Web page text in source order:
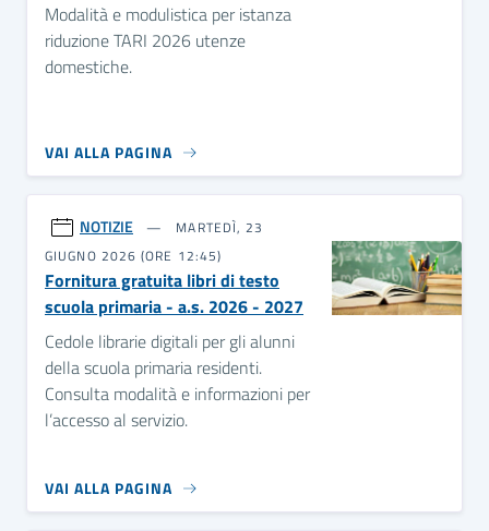
Modalità e modulistica per istanza
riduzione TARI 2026 utenze
domestiche.
VAI ALLA PAGINA
NOTIZIE
MARTEDÌ, 23
GIUGNO 2026 (ORE 12:45)
Fornitura gratuita libri di testo
scuola primaria - a.s. 2026 - 2027
Cedole librarie digitali per gli alunni
della scuola primaria residenti.
Consulta modalità e informazioni per
l’accesso al servizio.
VAI ALLA PAGINA